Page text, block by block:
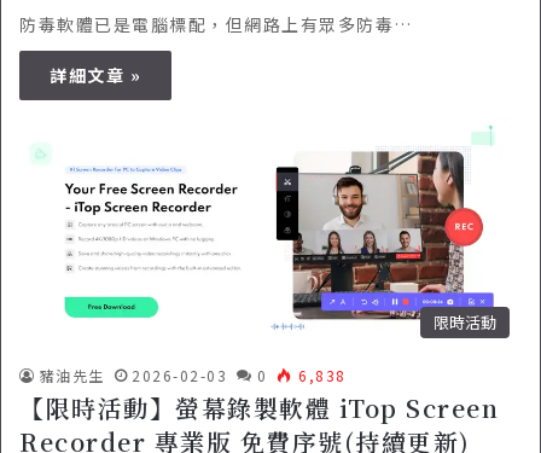
防毒軟體已是電腦標配，但網路上有眾多防毒…
詳細文章 »
限時活動
豬油先生 2026-02-03 0 6,838
【限時活動】螢幕錄製軟體 iTop Screen
Recorder 專業版 免費序號(持續更新)